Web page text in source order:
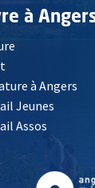
à
à Angers
Jeunes
Assos
une